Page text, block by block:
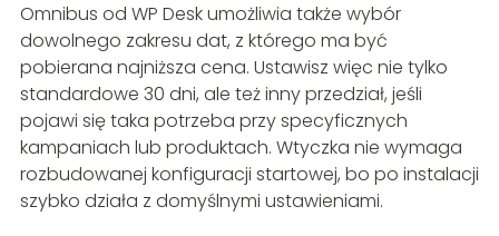
Omnibus od WP Desk umożliwia także wybór
dowolnego zakresu dat, z którego ma być
pobierana najniższa cena. Ustawisz więc nie tylko
standardowe 30 dni, ale też inny przedział, jeśli
pojawi się taka potrzeba przy specyficznych
kampaniach lub produktach. Wtyczka nie wymaga
rozbudowanej konfiguracji startowej, bo po instalacji
szybko działa z domyślnymi ustawieniami.